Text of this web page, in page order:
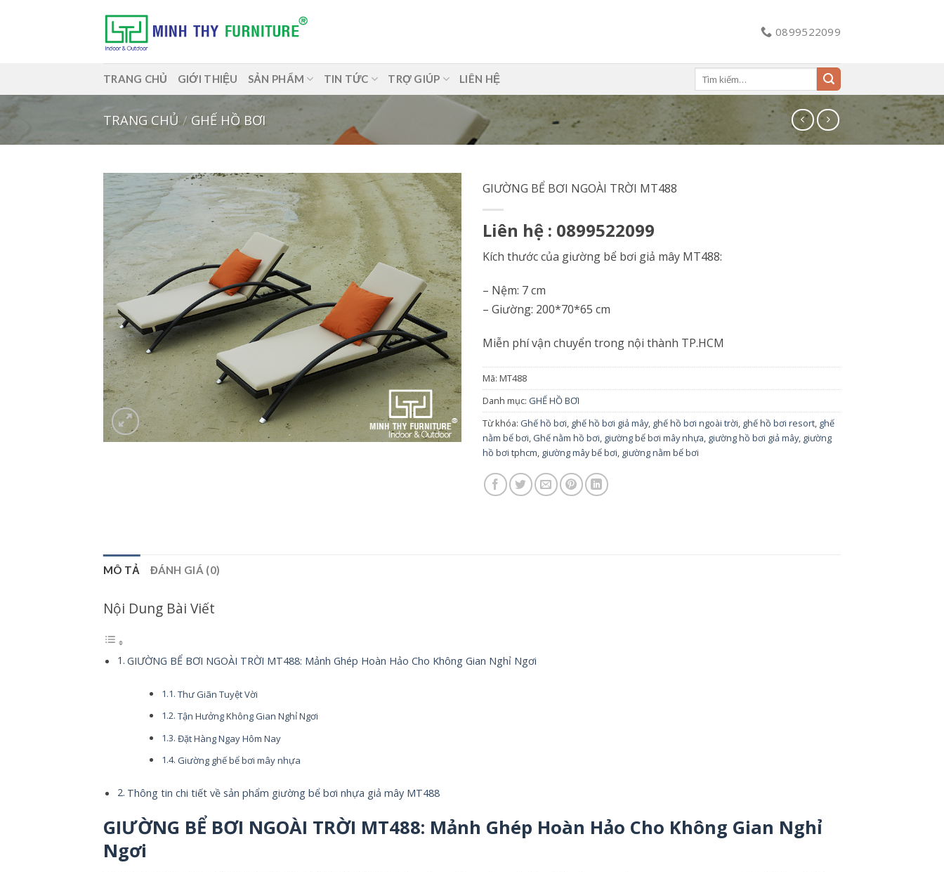
0899522099
TRANG CHỦ GIỚI THIỆU SẢN PHẨM TIN TỨC TRỢ GIÚP LIÊN HỆ
Tìm
kiếm:
TRANG CHỦ / GHẾ HỒ BƠI
GIƯỜNG BỂ BƠI NGOÀI TRỜI MT488
Liên hệ : 0899522099
Kích thước của giường bể bơi giả mây MT488:
– Nệm: 7 cm
– Giường: 200*70*65 cm
Miễn phí vận chuyển trong nội thành TP.HCM
Mã: MT488
Danh mục: GHẾ HỒ BƠI
Từ khóa: Ghế hồ bơi, ghế hồ bơi giả mây, ghế hồ bơi ngoài trời, ghế hồ bơi resort, ghế
nằm bể bơi, Ghế nằm hồ bơi, giường bể bơi mây nhựa, giường hồ bơi giả mây, giường
hồ bơi tphcm, giường mây bể bơi, giường nằm bể bơi
MÔ TẢ ĐÁNH GIÁ (0)
Nội Dung Bài Viết
GIƯỜNG BỂ BƠI NGOÀI TRỜI MT488: Mảnh Ghép Hoàn Hảo Cho Không Gian Nghỉ Ngơi
Thư Giãn Tuyệt Vời
Tận Hưởng Không Gian Nghỉ Ngơi
Đặt Hàng Ngay Hôm Nay
Giường ghế bể bơi mây nhựa
Thông tin chi tiết về sản phẩm giường bể bơi nhựa giả mây MT488
GIƯỜNG BỂ BƠI NGOÀI TRỜI MT488: Mảnh Ghép Hoàn Hảo Cho Không Gian Nghỉ
Ngơi